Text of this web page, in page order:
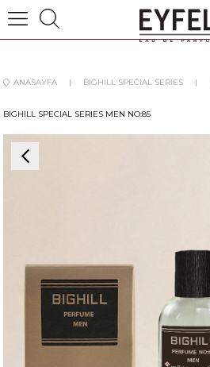
ANASAYFA BIGHILL SPECIAL SERIES
BIGHILL SPECIAL SERIES MEN NO:85